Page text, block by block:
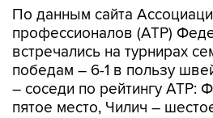
По данным сайта
профессионалов (ATP)
встречались на турнирах
победам – 6-1 в пользу
– соседи по рейтингу ATP:
пятое место, Чилич –